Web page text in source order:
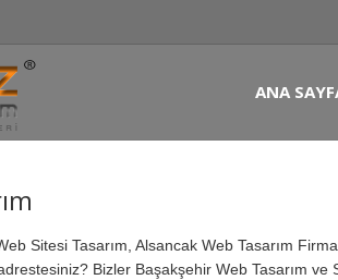
ANA
Sitesi Tasarım, Alsancak Web Tasarım
Bizler Başakşehir Web Tasarım